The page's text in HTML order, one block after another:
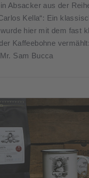
Absacker aus der
Kella“: Ein
hier mit dem fast
Kaffeebohne
Sam Bucca